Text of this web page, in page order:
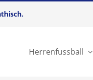
Herrenfussball